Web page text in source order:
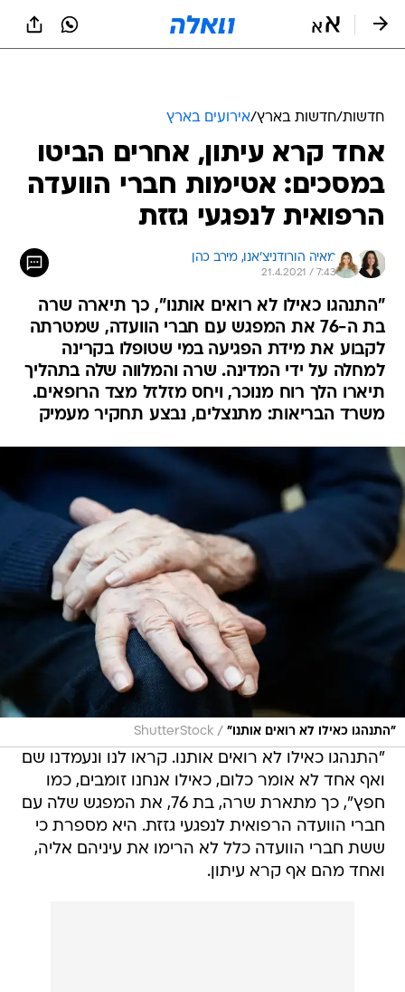
חדשות/חדשות בארץ/אירועים בארץ
אחד קרא עיתון, אחרים הביטו
במסכים: אטימות חברי הוועדה
הרפואית לנפגעי גזזת
מאיה הורודניצ'אנו, מירב כהן
21.4.2021 / 7:43
"התנהגו כאילו לא רואים אותנו", כך תיארה שרה
בת ה-76 את המפגש עם חברי הוועדה, שמטרתה
לקבוע את מידת הפגיעה במי שטופלו בקרינה
למחלה על ידי המדינה. שרה והמלווה שלה בתהליך
תיארו הלך רוח מנוכר, ויחס מזלזל מצד הרופאים.
משרד הבריאות: מתנצלים, נבצע תחקיר מעמיק
"התנהגו כאילו לא רואים אותנו" /
ShutterStock
"התנהגו כאילו לא רואים אותנו. קראו לנו ונעמדנו שם
ואף אחד לא אומר כלום, כאילו אנחנו זומבים, כמו
חפץ", כך מתארת שרה, בת 76, את המפגש שלה עם
חברי הוועדה הרפואית לנפגעי גזזת. היא מספרת כי
ששת חברי הוועדה כלל לא הרימו את עיניהם אליה,
ואחד מהם אף קרא עיתון.